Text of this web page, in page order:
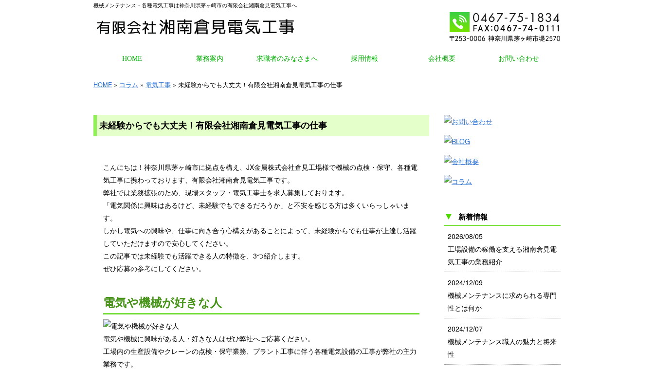
機械メンテナンス・各種電気工事は神奈川県茅ヶ崎市の有限会社湘南倉見電気工事へ
HOME 業務案内 求職者のみなさまへ 採用情報 会社概要 お問い合わせ
HOME » コラム » 電気工事 » 未経験からでも大丈夫！有限会社湘南倉見電気工事の仕事
未経験からでも大丈夫！有限会社湘南倉見電気工事の仕事
こんにちは！神奈川県茅ヶ崎市に拠点を構え、JX金属株式会社倉見工場様で機械の点検・保守、各種電
気工事に携わっております、有限会社湘南倉見電気工事です。
弊社では業務拡張のため、現場スタッフ・電気工事士を求人募集しております。
「電気関係に興味はあるけど、未経験でもできるだろうか」と不安を感じる方は多くいらっしゃいま
す。
しかし電気への興味や、仕事に向き合う心構えがあることによって、未経験からでも仕事が上達し活躍
していただけますので安心してください。
この記事では未経験でも活躍できる人の特徴を、3つ紹介します。
ぜひ応募の参考にしてください。
電気や機械が好きな人
電気や機械に興味がある人・好きな人はぜひ弊社へご応募ください。
工場内の生産設備やクレーンの点検・保守業務、プラント工事に伴う各種電気設備の工事が弊社の主力
業務です。
▼ 新着情報
2026/08/05
工場設備の稼働を支える湘南倉見電
気工事の業務紹介
2024/12/09
機械メンテナンスに求められる専門
性とは何か
2024/12/07
機械メンテナンス職人の魅力と将来
性